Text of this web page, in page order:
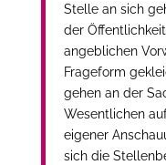
Stelle an sich
der
angeblichen
Frageform
gehen an der
Wesentlichen
eigener
sich die